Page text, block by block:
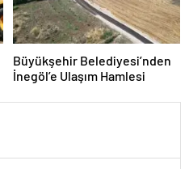
Büyükşehir Belediyesi’nden
İnegöl’e Ulaşım Hamlesi